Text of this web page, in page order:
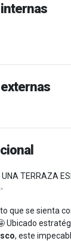
TERRAZA
que se sienta
Ubicado
, este